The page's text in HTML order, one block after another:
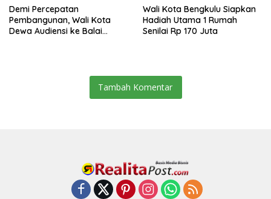
Demi Percepatan
Pembangunan, Wali Kota
Dewa Audiensi ke Balai
Wali Kota Bengkulu Siapkan
Hadiah Utama 1 Rumah
Senilai Rp 170 Juta
Tambah Komentar